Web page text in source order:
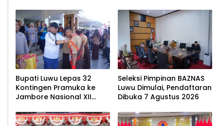
Bupati Luwu Lepas 32
Kontingen Pramuka ke
Jambore Nasional XII
Seleksi Pimpinan BAZNAS
Luwu Dimulai, Pendaftaran
Dibuka 7 Agustus 2026